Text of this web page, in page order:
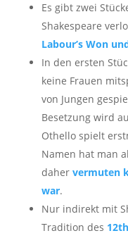
Es gibt zwei
Shakespeare
Labour’s Won
In den ersten
keine Frauen
von Jungen
Besetzung wird
Othello spielt
Namen hat man
daher vermuten
war.
Nur indirekt mit
Tradition des